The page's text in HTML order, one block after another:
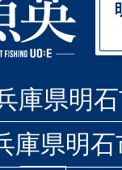
庫県明石
庫県明